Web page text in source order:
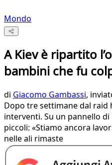
Mondo
A Kiev è ripartito
bambini che fu
di Giacomo Gambassi,
Dopo tre settimane dal raid
interventi. Su un pannello
piccoli: «Stiamo ancora
nelle ali rimaste